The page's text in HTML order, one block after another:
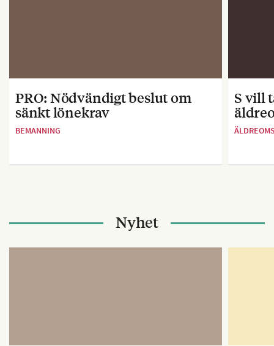
PRO: Nödvändigt beslut om
sänkt lönekrav
BEMANNING
S vill
Nyhet